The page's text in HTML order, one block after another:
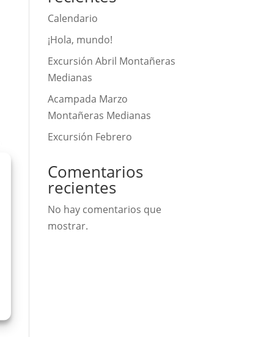
Calendario
¡Hola, mundo!
Excursión Abril Montañeras
Medianas
Acampada Marzo
Montañeras Medianas
Excursión Febrero
Comentarios
recientes
No hay comentarios que
mostrar.